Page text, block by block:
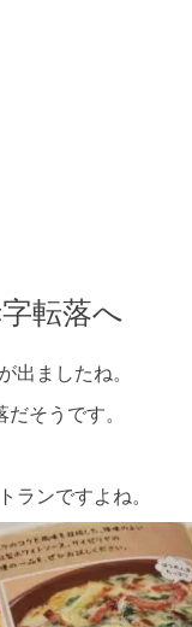
転落へ
出ましたね。
そうです。
ランですよね。